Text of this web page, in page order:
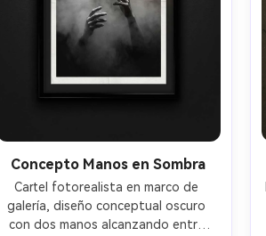
Concepto Manos en Sombra
Cartel fotorealista en marco de
galería, diseño conceptual oscuro
con dos manos alcanzando entre